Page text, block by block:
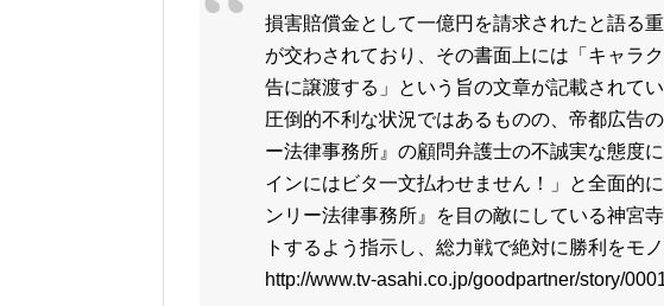
損害賠償金として一億円を請求されたと語る
が交わされており、その書面上には「キャラ
告に譲渡する」という旨の文章が記載されて
圧倒的不利な状況ではあるものの、帝都広告
ー法律事務所』の顧問弁護士の不誠実な態度
インにはビタ一文払わせません！」と全面的
ンリー法律事務所』を目の敵にしている神宮
トするよう指示し、総力戦で絶対に勝利をモ
http://www.tv-asahi.co.jp/goodpartner/story/